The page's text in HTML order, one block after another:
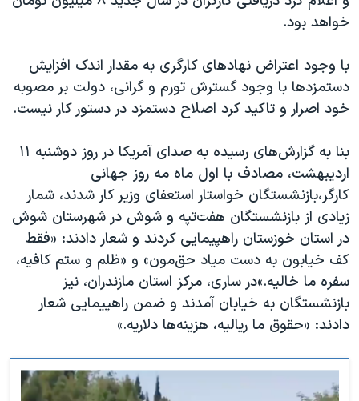
خواهد بود.
با وجود اعتراض نهادهای کارگری به مقدار اندک افزایش
دستمزدها با وجود گسترش تورم و گرانی، دولت بر مصوبه
خود اصرار و تاکید کرد اصلاح دستمزد در دستور کار نیست.
بنا به گزارش‌های رسیده به صدای آمریکا در روز دوشنبه ۱۱
اردیبهشت، مصادف با اول ماه مه روز جهانی
کارگر،بازنشستگان خواستار استعفای وزیر کار شدند، شمار
زیادی از بازنشستگان هفت‌تپه و شوش در شهرستان شوش
در استان خوزستان راهپیمایی کردند و شعار دادند: «فقط
کف خیابون به دست میاد حق‌مون» و «ظلم و ستم کافیه،
سفره ما خالیه.»در ساری، مرکز استان مازندران، نیز
بازنشستگان به خیابان آمدند و ضمن راهپیمایی شعار
دادند: «حقوق ما ریالیه، هزینه‌ها دلاریه.»